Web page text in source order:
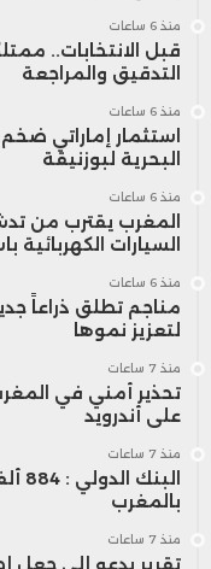
منذ 6 ساعات
قبل الانتخابات..
التدقيق والمراجعة
منذ 6 ساعات
استثمار إماراتي
البحرية لبوزنيقة
منذ 6 ساعات
المغرب يقترب من
السيارات الكهربائية باستثمار 65
منذ 6 ساعات
مناجم تطلق ذراعاً
لتعزيز نموها
منذ 7 ساعات
على أندرويد
منذ 7 ساعات
بالمغرب
منذ 7 ساعات
تقرير يدعو إلى